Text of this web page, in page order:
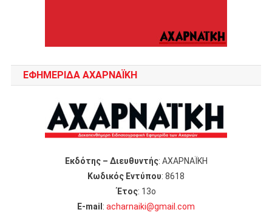
ΕΦΗΜΕΡΙΔΑ ΑΧΑΡΝΑΪΚΗ
Εκδότης – Διευθυντής: ΑΧΑΡΝΑΪΚΗ
Κωδικός Εντύπου: 8618
Έτος: 13ο
Ε-mail : acharnaiki@gmail.com